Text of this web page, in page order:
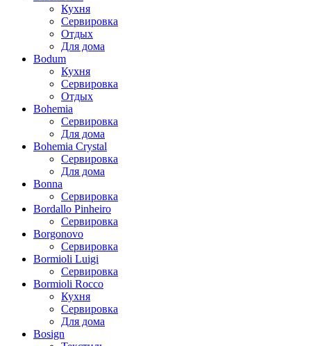
Кухня
Сервировка
Отдых
Для дома
Bodum
Кухня
Сервировка
Отдых
Bohemia
Сервировка
Для дома
Bohemia Crystal
Сервировка
Для дома
Bonna
Сервировка
Bordallo Pinheiro
Сервировка
Borgonovo
Сервировка
Bormioli Luigi
Сервировка
Bormioli Rocco
Кухня
Сервировка
Для дома
Bosign